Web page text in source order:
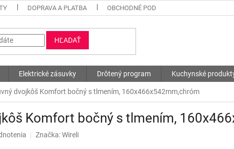
DOPRAVA A PLATBA OBCHODNÉ PODMIENKY
HĽADAŤ
Elektrické zásuvky Drôtený program Kuchynské
dvojkôš Komfort bočný s tlmením, 160x466x542mm,chróm
Komfort bočný s tlmením,
Značka:Wireli